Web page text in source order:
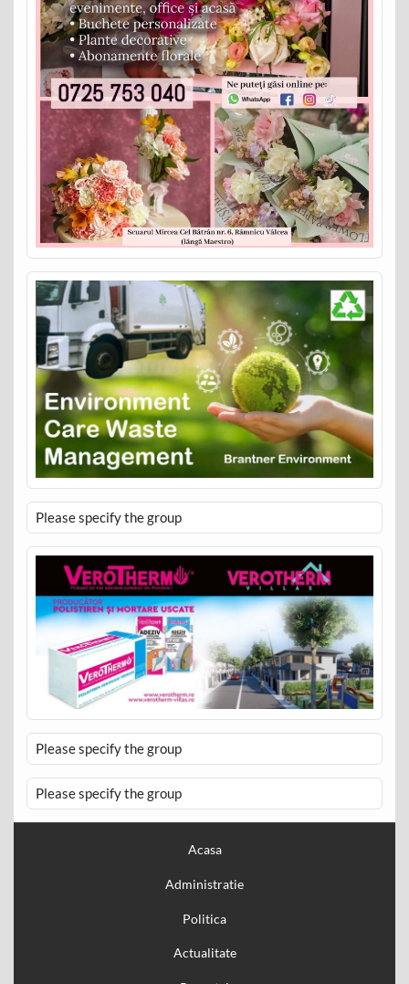
Please specify the group
Please specify the group
Please specify the group
Acasa
Administratie
Politica
Actualitate